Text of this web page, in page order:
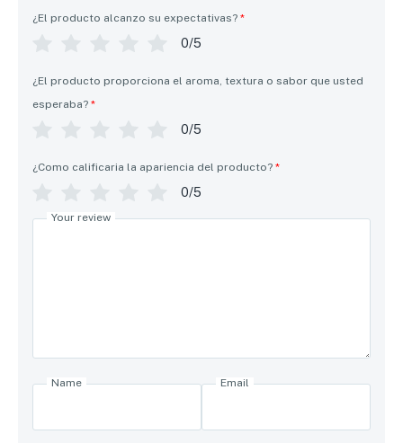
¿El producto alcanzo su expectativas? *
0/5
¿El producto proporciona el aroma, textura o sabor que usted
esperaba? *
0/5
¿Como calificaria la apariencia del producto? *
0/5
Your review
Name Email